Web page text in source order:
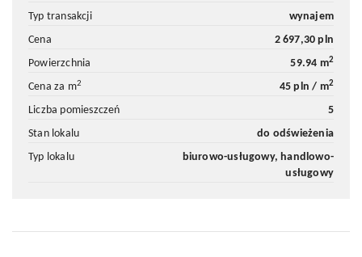
typ transakcji
wynajem
cena
2 697,30 pln
powierzchnia
59.94 m2
cena za m2 45 pln / m2
liczba pomieszczeń
5
stan lokalu
do odświeżenia
typ lokalu
biurowo-usługowy, handlowo-
usługowy